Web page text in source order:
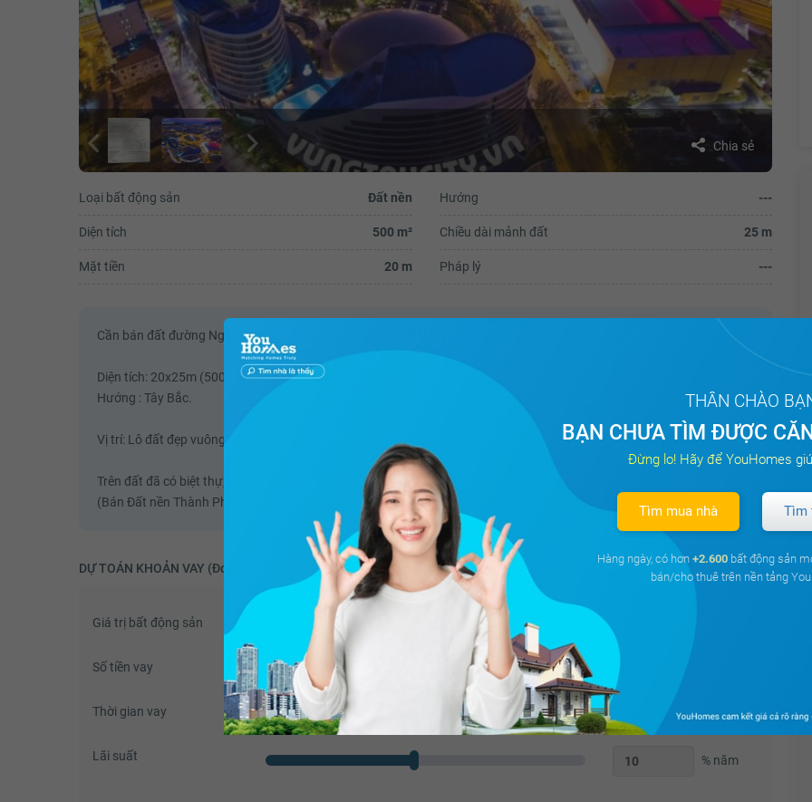
Chia sẻ
Loại bất động sản Đất nền
Diện tích 500 m²
Mặt tiền 20 m
Hướng ---
Chiều dài mảnh đất 25 m
Pháp lý ---
Cần bán đất đường Nguyễn An Ninh phường Nguyễn An Ninh, Tp Vũng Tàu.
Diện tích: 20x25m (500m2)
Hướng : Tây Bắc.
Vị trí: Lô đất đẹp vuông vức hẻm rộng 6m, khu dân cư, gần tượng đài liệt sĩ gần đội cấn, trục đường 2/9.
Trên đất đã có biệt thự, quy hoạch sắp tới thuộc đất ở, có thể mua làm biệt thự nghĩ dưỡng hoặc chia lô nền.
(Bán Đất nền Thành Phố Vũng Tàu - 500m2 - Mua Đất nền)
DỰ TOÁN KHOẢN VAY (Đơn vị: VNĐ)
Giá trị bất động sản
Số tiền vay
Thời gian vay Năm
Lãi suất % năm
THÂN CHÀO
BẠN CHƯA TÌM ĐƯỢC
Đừng lo! Hãy để YouHomes
Tìm mua nhà Tìm
Hàng ngày, có hơn +2.600 bất động sản
bán/cho thuê trên nền tảng